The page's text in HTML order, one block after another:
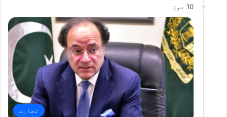
10 جون
تجارت